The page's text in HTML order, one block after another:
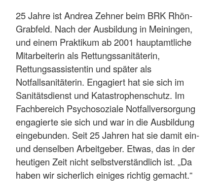
25 Jahre ist Andrea Zehner beim BRK Rhön-
Grabfeld. Nach der Ausbildung in Meiningen,
und einem Praktikum ab 2001 hauptamtliche
Mitarbeiterin als Rettungssanitäterin,
Rettungsassistentin und später als
Notfallsanitäterin. Engagiert hat sie sich im
Sanitätsdienst und Katastrophenschutz. Im
Fachbereich Psychosoziale Notfallversorgung
engagierte sie sich und war in die Ausbildung
eingebunden. Seit 25 Jahren hat sie damit ein-
und denselben Arbeitgeber. Etwas, das in der
heutigen Zeit nicht selbstverständlich ist. „Da
haben wir sicherlich einiges richtig gemacht.“